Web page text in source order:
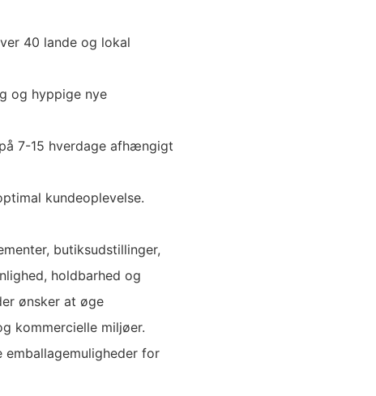
40 lande og lokal
og hyppige nye
7-15 hverdage afhængigt
kundeoplevelse.
butiksudstillinger,
holdbarhed og
ønsker at øge
kommercielle miljøer.
for